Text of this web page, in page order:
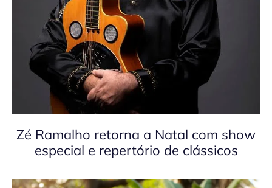
Zé Ramalho retorna a Natal com show
especial e repertório de clássicos